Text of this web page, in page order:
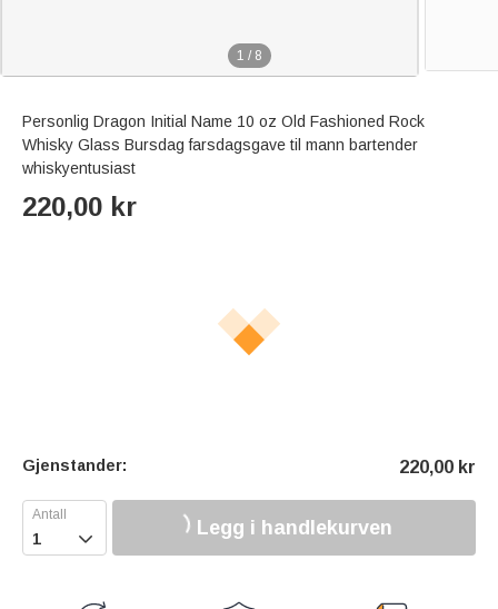
1 / 8
Personlig Dragon Initial Name 10 oz Old Fashioned Rock
Whisky Glass Bursdag farsdagsgave til mann bartender
whiskyentusiast
220,00 kr
Gjenstander: 220,00 kr
 Legg i handlekurven